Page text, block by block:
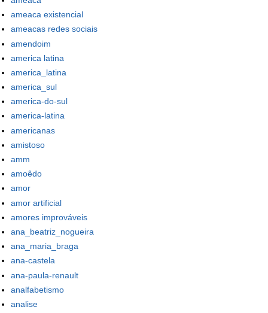
ameaca existencial
ameacas redes sociais
amendoim
america latina
america_latina
america_sul
america-do-sul
america-latina
americanas
amistoso
amm
amoêdo
amor
amor artificial
amores improváveis
ana_beatriz_nogueira
ana_maria_braga
ana-castela
ana-paula-renault
analfabetismo
analise